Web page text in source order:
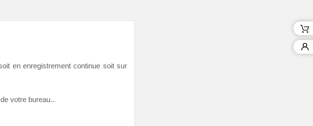
en enregistrement continue soit sur
votre bureau..